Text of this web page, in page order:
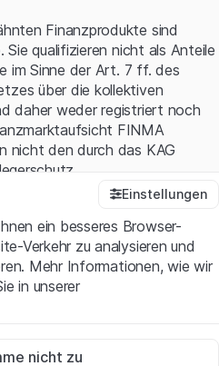
Finanzprodukte sind
qualifizieren nicht als Anteile
im Sinne der Art. 7 ff. des
über die kollektiven
daher weder registriert noch
FINMA
nicht den durch das KAG
der Leonteq Securities AG
Sie die rechtlichen
Hinweise und
haben und akzeptieren.
nicht einverstanden
Einstellungen
ein besseres Browser-
Verkehr zu analysieren und
Mehr Informationen, wie wir
in unserer
erforderlich und können nicht
nicht zu